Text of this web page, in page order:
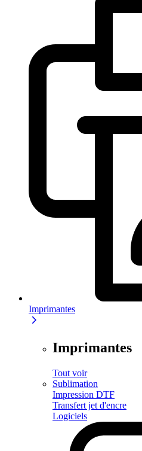
Imprimantes
Imprimantes
Tout voir
Sublimation
Impression DTF
Transfert jet d'encre
Logiciels